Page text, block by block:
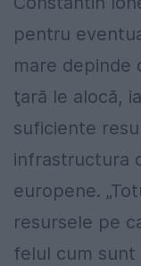
pentru
mare depinde
ţară le alocă,
suficiente
infrastructura
europene.
resursele pe
felul cum sunt